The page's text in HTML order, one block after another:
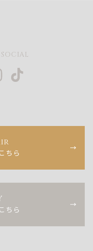
ちら
ちら